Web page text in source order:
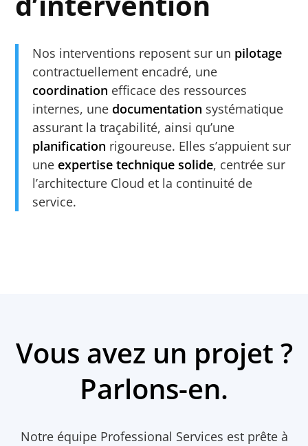
Nos interventions reposent sur un pilotage
contractuellement encadré, une
coordination efficace des ressources
internes, une documentation systématique
assurant la traçabilité, ainsi qu’une
planification rigoureuse. Elles s’appuient sur
une expertise technique solide, centrée sur
l’architecture Cloud et la continuité de
service.
Vous avez un projet ?
Parlons-en.
Notre équipe Professional Services est prête à